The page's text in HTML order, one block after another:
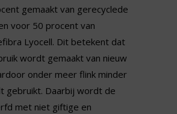
gemaakt van gerecyclede
voor 50 procent van
Lyocell. Dit betekent dat
wordt gemaakt van nieuw
onder meer flink minder
gebruikt. Daarbij wordt de
met niet giftige en